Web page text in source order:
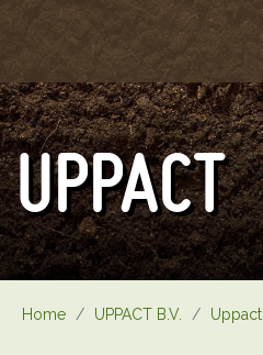
UPPACT
Home / UPPACT B.V. / Uppact